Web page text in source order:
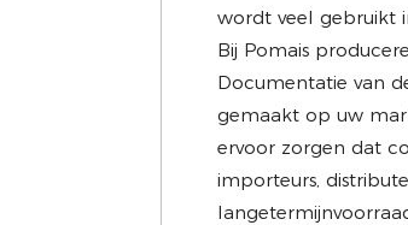
wordt veel gebruikt
Bij Pomais
Documentatie van
gemaakt op uw
ervoor zorgen dat
importeurs,